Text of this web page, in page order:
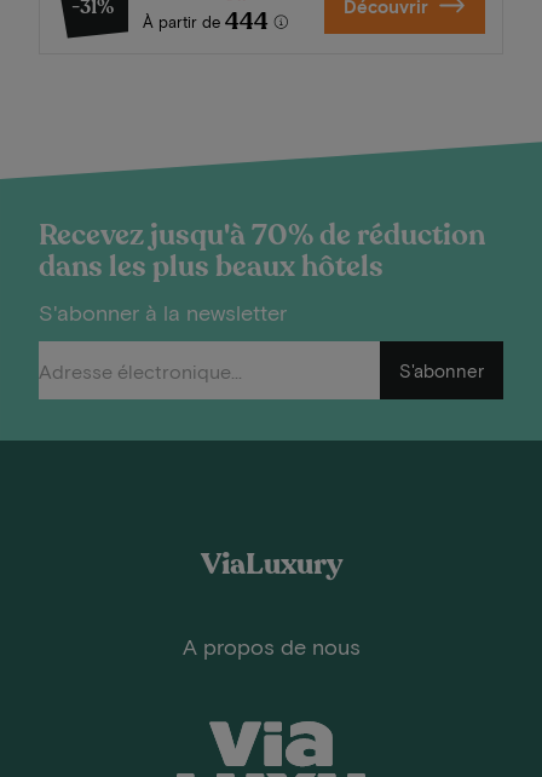
-31%
À partir de 444 Découvrir
Recevez jusqu'à 70% de réduction
dans les plus beaux hôtels
S'abonner à la newsletter
S'abonner
ViaLuxury
A propos de nous